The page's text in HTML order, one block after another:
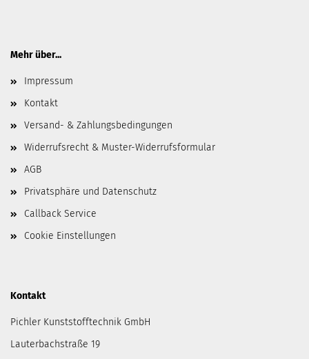
Mehr über...
Impressum
Kontakt
Versand- & Zahlungsbedingungen
Widerrufsrecht & Muster-Widerrufsformular
AGB
Privatsphäre und Datenschutz
Callback Service
Cookie Einstellungen
Kontakt
Pichler Kunststofftechnik GmbH
Lauterbachstraße 19